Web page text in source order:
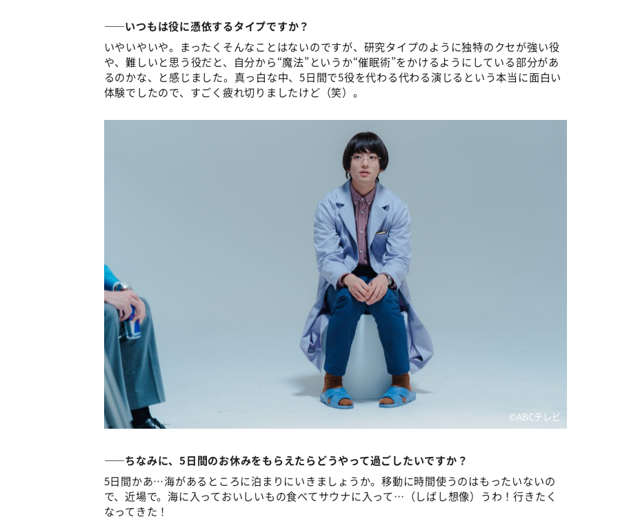
――いつもは役に憑依するタイプですか？
いやいやいや。まったくそんなことはないのですが、研究タイプのように独特のクセが強い役
や、難しいと思う役だと、自分から“魔法”というか“催眠術”をかけるようにしている部分があ
るのかな、と感じました。真っ白な中、5日間で5役を代わる代わる演じるという本当に面白い
体験でしたので、すごく疲れ切りましたけど（笑）。
©️ABCテレビ
――ちなみに、5日間のお休みをもらえたらどうやって過ごしたいですか？
5日間かあ…海があるところに泊まりにいきましょうか。移動に時間使うのはもったいないの
で、近場で。海に入っておいしいもの食べてサウナに入って…（しばし想像）うわ！行きたく
なってきた！